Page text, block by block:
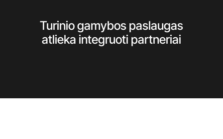
Turinio gamybos paslaugas
atlieka integruoti partneriai